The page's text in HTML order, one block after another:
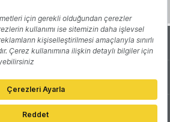
Yazarlar
Reklam